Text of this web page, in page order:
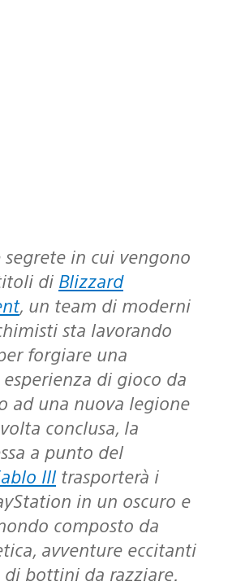
di Blizzard
, un team di moderni
sta lavorando
forgiare una
di gioco da
ad una nuova legione
conclusa, la
a punto del
IIItrasporterà i
in un oscuro e
composto da
avventure eccitanti
bottini da razziare.